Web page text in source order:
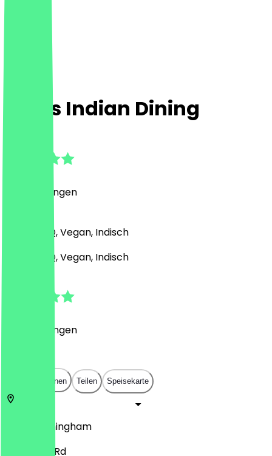
Kings Indian Dining
Bewertungen
Grill & BBQ, Vegan, Indisch
Grill & BBQ, Vegan, Indisch
Bewertungen
In App öffnen Teilen Speisekarte
Birmingham
13-15 York Rd